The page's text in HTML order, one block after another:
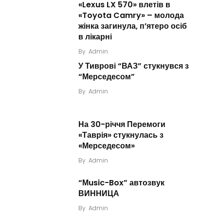
«Lexus LX 570» влетів в
«Toyota Camry» – молода
жінка загинула, п’ятеро осіб
в лікарні
By Admin
У Тиврові “ВАЗ” стукнувся з
“Мерседесом”
By Admin
На 30-річчя Перемоги
«Таврія» стукнулась з
«Мерседесом»
By Admin
“Мusic-Box” автозвук
ВИННИЦА
By Admin